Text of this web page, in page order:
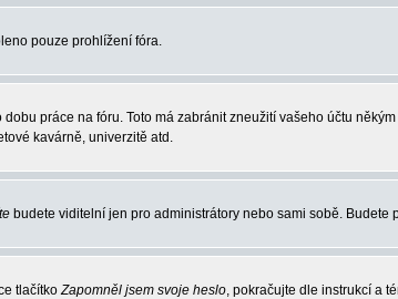
pouze prohlížení fóra.
práce na fóru. Toto má zabránit zneužití vašeho účtu
kavárně, univerzitě atd.
budete viditelní jen pro administrátory nebo sami sobě. Budete
tlačítkoZapomněl jsem svoje heslo, pokračujte dle instrukcí a